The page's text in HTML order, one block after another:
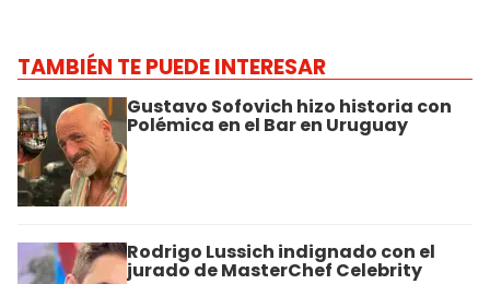
TAMBIÉN TE PUEDE INTERESAR
Gustavo Sofovich hizo historia con
Polémica en el Bar en Uruguay
Rodrigo Lussich indignado con el
jurado de MasterChef Celebrity